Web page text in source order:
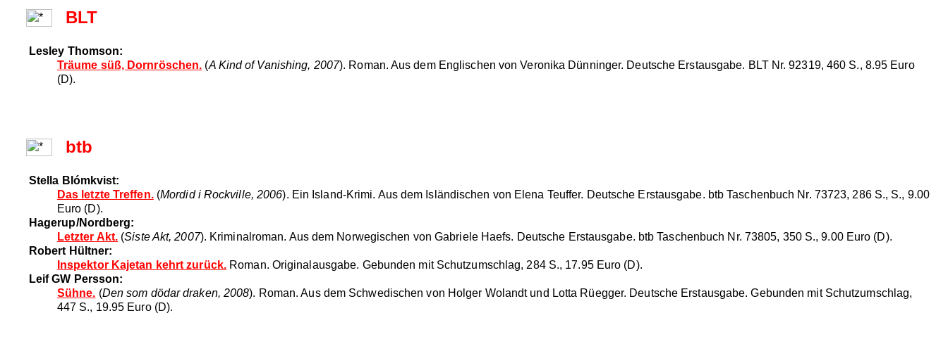
BLT
Lesley Thomson:
Träume süß, Dornröschen. (A Kind of Vanishing, 2007). Roman. Aus dem Englischen von Veronika Dünninger. Deutsche Erstausgabe. BLT Nr. 92319, 460 S., 8.95 Euro
(D).
btb
Stella Blómkvist:
Das letzte Treffen.(Mordid i Rockville, 2006). Ein Island-Krimi. Aus dem Isländischen von Elena Teuffer. Deutsche Erstausgabe. btb Taschenbuch Nr. 73723, 286 S., S., 9.00
Euro (D).
Hagerup/Nordberg:
Letzter Akt. (Siste Akt, 2007). Kriminalroman. Aus dem Norwegischen von Gabriele Haefs. Deutsche Erstausgabe. btb Taschenbuch Nr. 73805, 350 S., 9.00 Euro (D).
Robert Hültner:
Inspektor Kajetan kehrt zurück. Roman. Originalausgabe. Gebunden mit Schutzumschlag, 284 S., 17.95 Euro (D).
Leif GW Persson:
Sühne. (Den som dödar draken, 2008). Roman. Aus dem Schwedischen von Holger Wolandt und Lotta Rüegger. Deutsche Erstausgabe. Gebunden mit Schutzumschlag,
447 S., 19.95 Euro (D).